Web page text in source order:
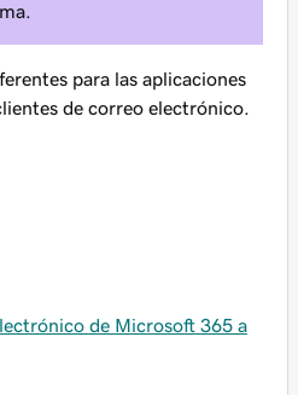
para las aplicaciones
de correo electrónico.
de Microsoft 365 a